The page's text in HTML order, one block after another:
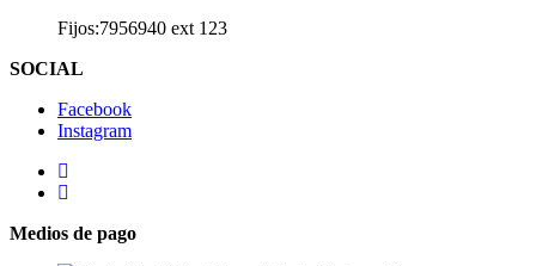
Fijos:7956940 ext 123
SOCIAL
Facebook
Instagram
Medios de pago